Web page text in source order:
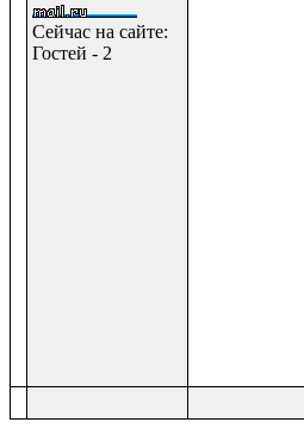
Сейчас на сайте:
Гостей - 2